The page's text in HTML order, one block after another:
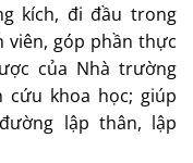
kích, đi đầu trong
viên, góp phần thực
của Nhà trường
cứu khoa học; giúp
lập thân, lập